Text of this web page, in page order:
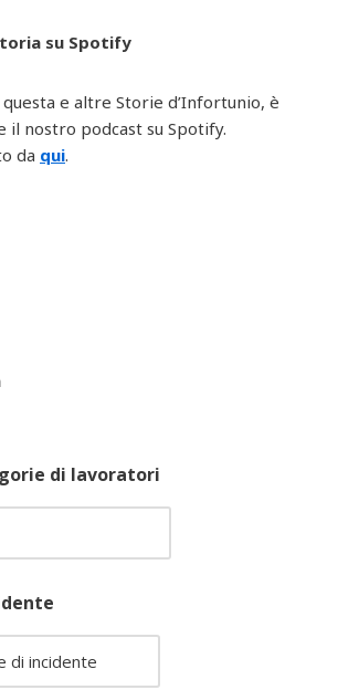
su Spotify
e altre Storie d’Infortunio, è
il nostro podcast su Spotify.
da qui.
di lavoratori